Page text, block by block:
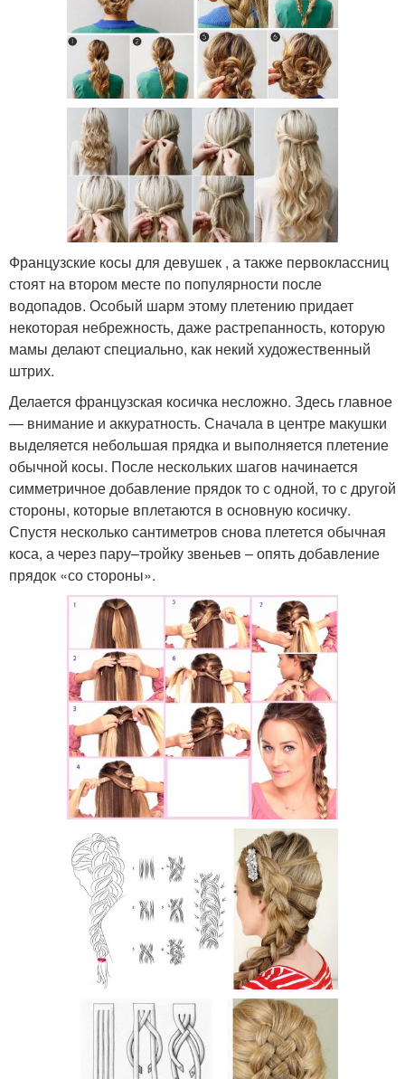
Французские косы для девушек , а также первоклассниц
стоят на втором месте по популярности после
водопадов. Особый шарм этому плетению придает
некоторая небрежность, даже растрепанность, которую
мамы делают специально, как некий художественный
штрих.
Делается французская косичка несложно. Здесь главное
— внимание и аккуратность. Сначала в центре макушки
выделяется небольшая прядка и выполняется плетение
обычной косы. После нескольких шагов начинается
симметричное добавление прядок то с одной, то с другой
стороны, которые вплетаются в основную косичку.
Спустя несколько сантиметров снова плетется обычная
коса, а через пару–тройку звеньев – опять добавление
прядок «со стороны».